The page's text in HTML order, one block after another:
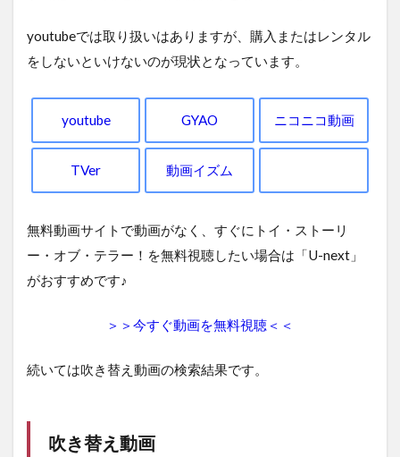
youtubeでは取り扱いはありますが、購入またはレンタル
をしないといけないのが現状となっています。
youtube GYAO ニコニコ動画
TVer 動画イズム
無料動画サイトで動画がなく、すぐにトイ・ストーリ
ー・オブ・テラー！を無料視聴したい場合は「U-next」
がおすすめです♪
＞＞今すぐ動画を無料視聴＜＜
続いては吹き替え動画の検索結果です。
吹き替え動画